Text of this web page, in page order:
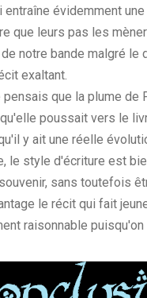
évidemment
que leurs pas les
notre bande malgré le
exaltant.
pensais que la plume de
poussait vers le
y ait une réelle
le style d'écriture est
sans toutefois
le récit qui fait
raisonnable